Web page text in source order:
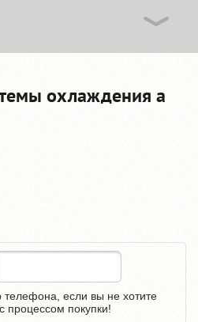
охлаждения a
телефона, если вы не хотите
процессом покупки!